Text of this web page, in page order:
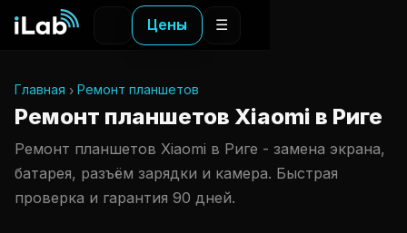
Цены ☰
Главная Ремонт планшетов
Ремонт планшетов Xiaomi в Риге
Ремонт планшетов Xiaomi в Риге - замена экрана,
батарея, разъём зарядки и камера. Быстрая
проверка и гарантия 90 дней.